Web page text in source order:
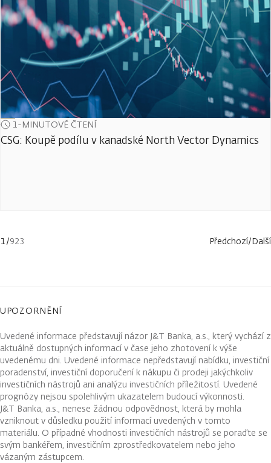
1-MINUTOVÉ ČTENÍ
CSG: Koupě podílu v kanadské North Vector Dynamics
1/923 Předchozí/Další
UPOZORNĚNÍ
Uvedené informace představují názor J&T Banka, a.s., který vychází z
aktuálně dostupných informací v čase jeho zhotovení k výše
uvedenému dni. Uvedené informace nepředstavují nabídku, investiční
poradenství, investiční doporučení k nákupu či prodeji jakýchkoliv
investičních nástrojů ani analýzu investičních příležitostí. Uvedené
prognózy nejsou spolehlivým ukazatelem budoucí výkonnosti.
J&T Banka, a.s., nenese žádnou odpovědnost, která by mohla
vzniknout v důsledku použití informací uvedených v tomto
materiálu. O případné vhodnosti investičních nástrojů se poraďte se
svým bankéřem, investičním zprostředkovatelem nebo jeho
vázaným zástupcem.